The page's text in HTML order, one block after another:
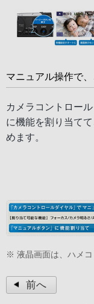
マニュアル操作で
カメラコントロー
に機能を割り当て
めます。
※ 液晶画面は、ハメコ
前へ